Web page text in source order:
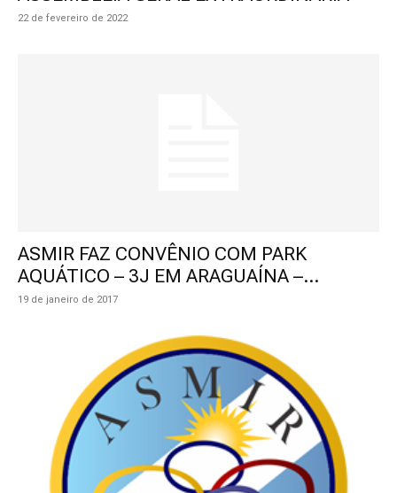
22 de fevereiro de 2022
ASMIR FAZ CONVÊNIO COM PARK
AQUÁTICO – 3J EM ARAGUAÍNA –...
19 de janeiro de 2017